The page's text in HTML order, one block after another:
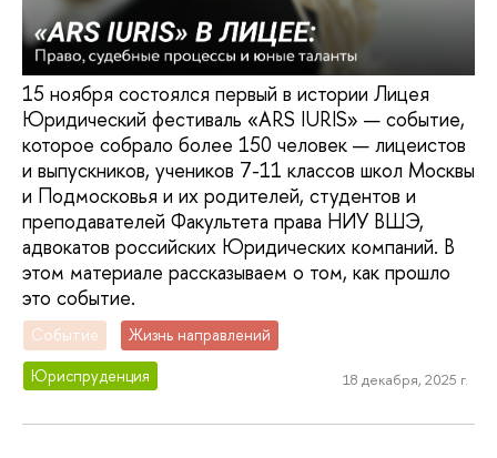
15 ноября состоялся первый в истории Лицея
Юридический фестиваль «ARS IURIS» — событие,
которое собрало более 150 человек — лицеистов
и выпускников, учеников 7-11 классов школ Москвы
и Подмосковья и их родителей, студентов и
преподавателей Факультета права НИУ ВШЭ,
адвокатов российских Юридических компаний. В
этом материале рассказываем о том, как прошло
это событие.
Событие
Жизнь направлений
Юриспруденция
18 декабря, 2025 г.